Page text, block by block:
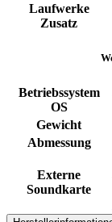
Laufwerke
Zusatz
Betriebssystem
OS
Gewicht
Abmessung
Externe
Soundkarte